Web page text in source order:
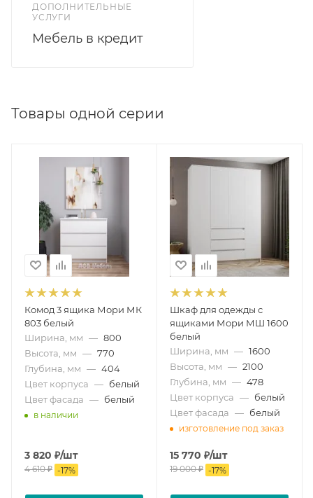
ДОПОЛНИТЕЛЬНЫЕ
УСЛУГИ
Мебель в кредит
Товары одной серии
Комод 3 ящика Мори МК
803 белый
Ширина, мм — 800
Высота, мм — 770
Глубина, мм — 404
Цвет корпуса — белый
Цвет фасада — белый
в наличии
3 820 ₽/шт
4 610₽ -17%
Шкаф для одежды с
ящиками Мори МШ 1600
белый
Ширина, мм — 1600
Высота, мм — 2100
Глубина, мм — 478
Цвет корпуса — белый
Цвет фасада — белый
изготовление под заказ
15 770 ₽/шт
19 000₽ -17%